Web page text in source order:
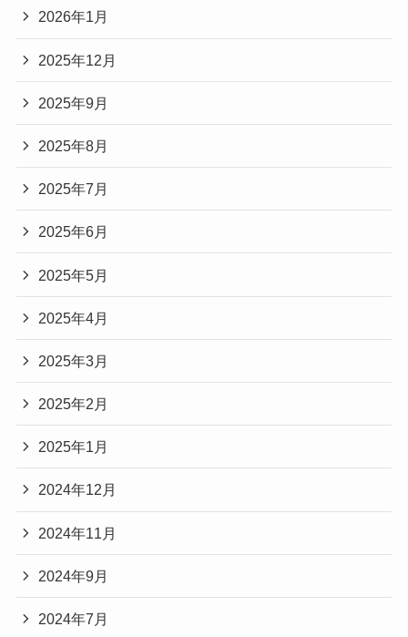
2026年1月
2025年12月
2025年9月
2025年8月
2025年7月
2025年6月
2025年5月
2025年4月
2025年3月
2025年2月
2025年1月
2024年12月
2024年11月
2024年9月
2024年7月